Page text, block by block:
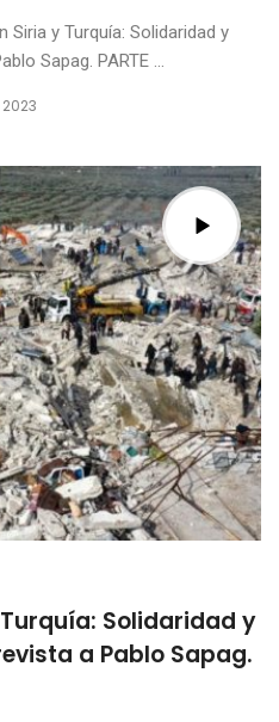
y Turquía: Solidaridad y
Sapag. PARTE ...
Solidaridad y
a Pablo Sapag.